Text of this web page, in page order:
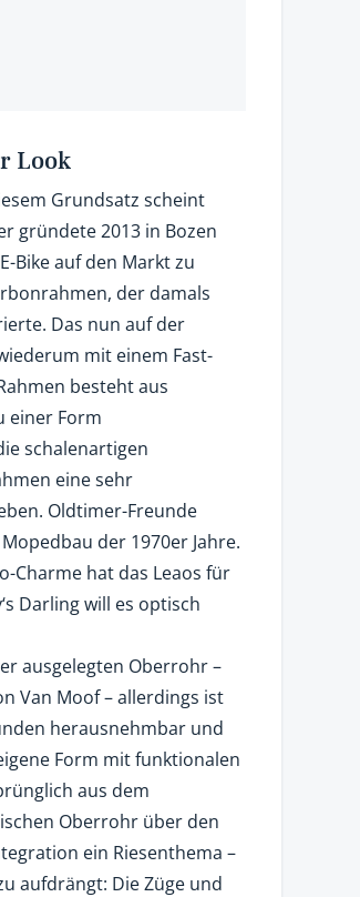
Look
Grundsatz scheint
gründete 2013 in Bozen
Bike auf den Markt zu
der damals
Das nun auf der
mit einem Fast-
besteht aus
einer Form
schalenartigen
eine sehr
Oldtimer-Freunde
der 1970er Jahre.
Charme hat das Leaos für
Darling will es optisch
ausgelegten Oberrohr –
Van Moof – allerdings ist
herausnehmbar und
Form mit funktionalen
aus dem
Oberrohr über den
ein Riesenthema –
aufdrängt: Die Züge und